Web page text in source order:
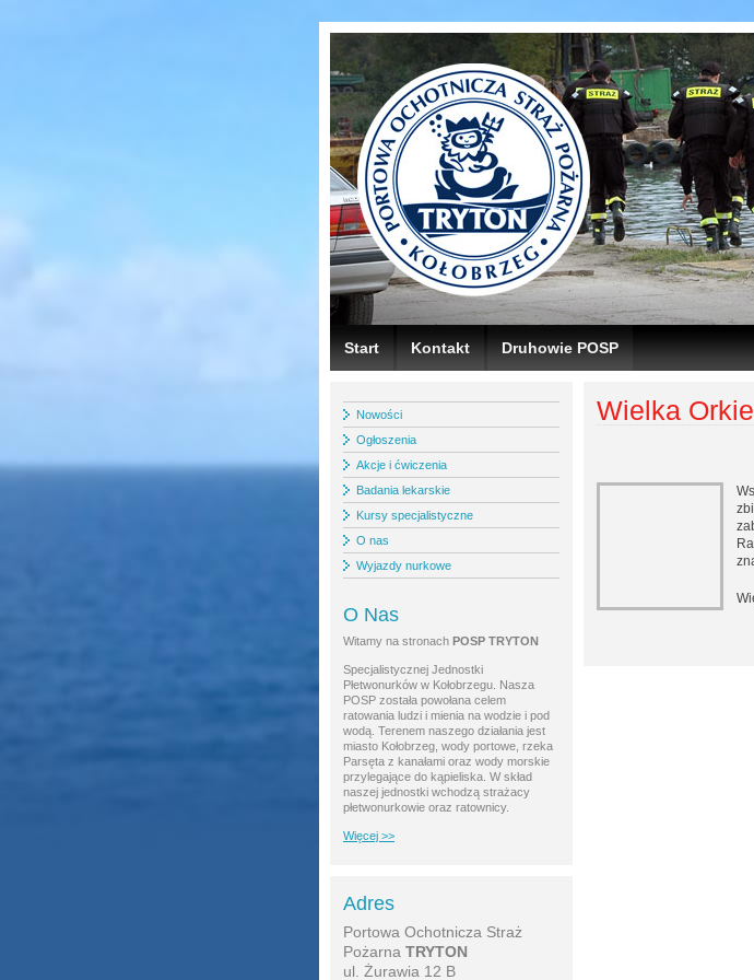
Start Kontakt Druhowie POSP
Nowości
Ogłoszenia
Akcje i ćwiczenia
Badania lekarskie
Kursy specjalistyczne
O nas
Wyjazdy nurkowe
O Nas
Witamy na stronach POSP TRYTON
Specjalistycznej Jednostki
Płetwonurków w Kołobrzegu. Nasza
POSP została powołana celem
ratowania ludzi i mienia na wodzie i pod
wodą. Terenem naszego działania jest
miasto Kołobrzeg, wody portowe, rzeka
Parsęta z kanałami oraz wody morskie
przylegające do kąpieliska. W skład
naszej jednostki wchodzą strażacy
płetwonurkowie oraz ratownicy.
Więcej >>
Adres
Portowa Ochotnicza Straż
Pożarna TRYTON
ul. Żurawia 12 B
Wielka